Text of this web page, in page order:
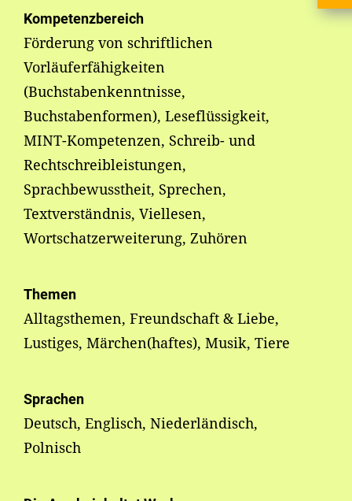
Kompetenzbereich
Förderung von schriftlichen
Vorläuferfähigkeiten
(Buchstabenkenntnisse,
Buchstabenformen), Leseflüssigkeit,
MINT-Kompetenzen, Schreib- und
Rechtschreibleistungen,
Sprachbewusstheit, Sprechen,
Textverständnis, Viellesen,
Wortschatzerweiterung, Zuhören
Themen
Alltagsthemen, Freundschaft & Liebe,
Lustiges, Märchen(haftes), Musik, Tiere
Sprachen
Deutsch, Englisch, Niederländisch,
Polnisch